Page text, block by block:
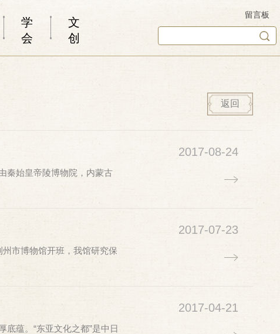
学
会
文
创
留言板
返回
秦始皇帝陵博物院，内蒙古
2017-08-24
市博物馆开班，我馆研究保
2017-07-23
底蕴。“东亚文化之都”是中日
2017-04-21